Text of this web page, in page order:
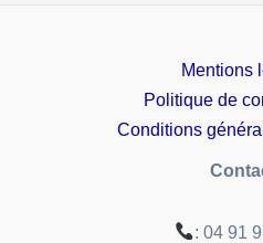
Mentions
Politique de
Conditions
: 04 91